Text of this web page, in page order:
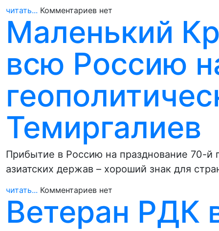
читать... Комментариев нет
Маленький
всю Россию
Темиргалиев
Прибытие в Россию на празднование 70-
азиатских держав – хороший знак для
читать... Комментариев нет
Ветеран РДК